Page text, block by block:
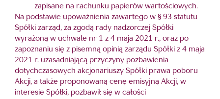
zapisane na rachunku papierów wartościowych.
Na podstawie upoważnienia zawartego w § 93 statutu
Spółki zarząd, za zgodą rady nadzorczej Spółki
wyrażoną w uchwale nr 1 z 4 maja 2021 r., oraz po
zapoznaniu się z pisemną opinią zarządu Spółki z 4 maja
2021 r. uzasadniającą przyczyny pozbawienia
dotychczasowych akcjonariuszy Spółki prawa poboru
Akcji, a także proponowaną cenę emisyjną Akcji, w
interesie Spółki, pozbawił się w całości